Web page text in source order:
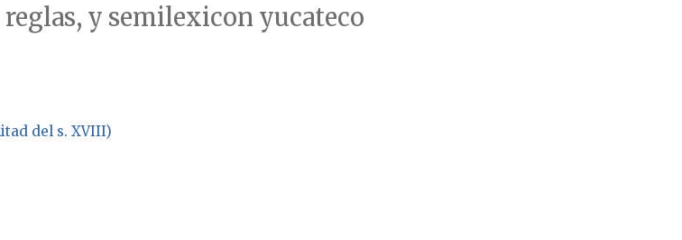
y semilexicon yucateco
del s. XVIII)